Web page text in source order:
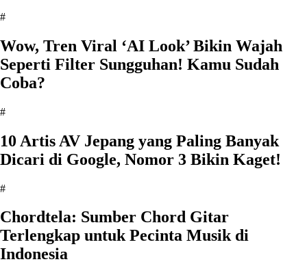
#
Wow, Tren Viral ‘AI Look’ Bikin Wajah
Seperti Filter Sungguhan! Kamu Sudah
Coba?
#
10 Artis AV Jepang yang Paling Banyak
Dicari di Google, Nomor 3 Bikin Kaget!
#
Chordtela: Sumber Chord Gitar
Terlengkap untuk Pecinta Musik di
Indonesia